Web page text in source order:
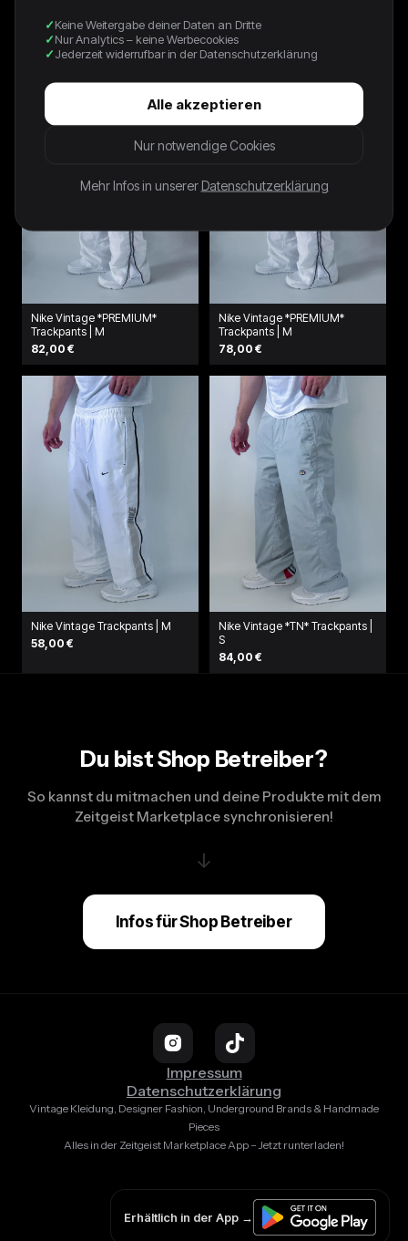
Trackpants | XS
64,00 €
64,00 €
Nike Vintage *PREMIUM*
Trackpants | M
82,00 €
Nike Vintage *PREMIUM*
Trackpants | M
78,00 €
Nike Vintage Trackpants | M
58,00 €
Nike Vintage *TN* Trackpants |
S
84,00 €
Du bist Shop Betreiber?
So kannst du mitmachen und deine Produkte mit dem
Zeitgeist Marketplace synchronisieren!
↓
Infos für Shop Betreiber
Impressum
Datenschutzerklärung
Vintage Kleidung, Designer Fashion, Underground Brands & Handmade
Pieces
Alles in der Zeitgeist Marketplace App – Jetzt runterladen!
Erhältlich in der App →
Keine Weitergabe deiner Daten an Dritte
Nur Analytics – keine Werbecookies
Jederzeit widerrufbar in der Datenschutzerklärung
Alle akzeptieren
Nur notwendige Cookies
Mehr Infos in unserer Datenschutzerklärung